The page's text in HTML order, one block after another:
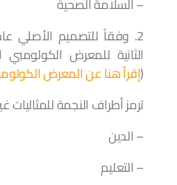
(إقرأ هنا عن المعرض
ترمز أطراف النجمة للمثاليات
– الدين
– التعليم